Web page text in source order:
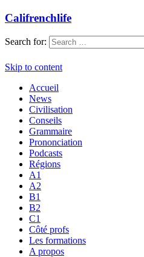
Califrenchlife
Search for:
Skip to content
Accueil
News
Civilisation
Conseils
Grammaire
Prononciation
Podcasts
Régions
A1
A2
B1
B2
C1
Côté profs
Les formations
A propos